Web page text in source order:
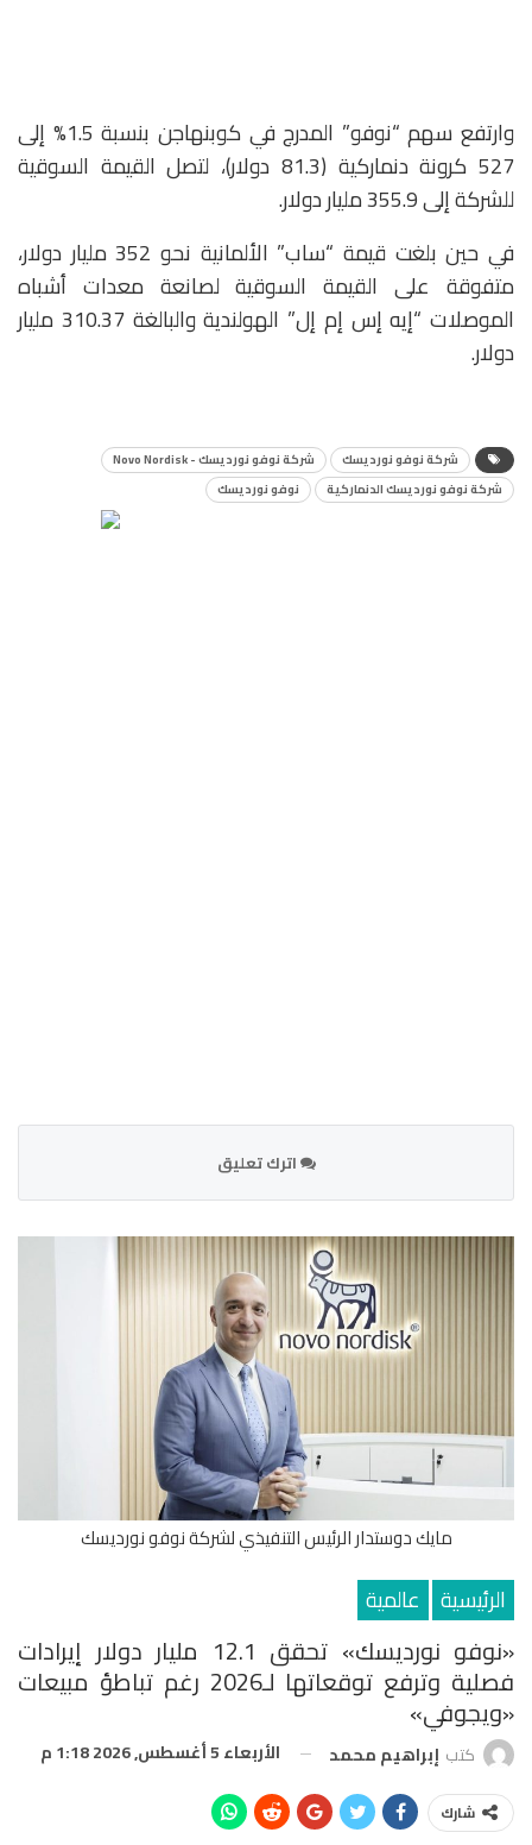
وارتفع سهم “نوفو” المدرج في كوبنهاجن بنسبة 1.5% إلى
527 كرونة دنماركية (81.3 دولار)، لتصل القيمة السوقية
للشركة إلى 355.9 مليار دولار.
في حين بلغت قيمة “ساب” الألمانية نحو 352 مليار دولار،
متفوقة على القيمة السوقية لصانعة معدات أشباه
الموصلات “إيه إس إم إل” الهولندية والبالغة 310.37 مليار
دولار.
شركة نوفو نورديسك
شركة نوفو نورديسك - Novo Nordisk
شركة نوفو نورديسك الدنماركية
نوفو نورديسك
اترك تعليق
مايك دوستدار الرئيس التنفيذي لشركة نوفو نورديسك
الرئيسية عالمية
«نوفو نورديسك» تحقق 12.1 مليار دولار إيرادات
فصلية وترفع توقعاتها لـ2026 رغم تباطؤ مبيعات
«ويجوفي»
كتب إبراهيم محمد الأربعاء 5 أغسطس, 2026 1:18 م
شارك